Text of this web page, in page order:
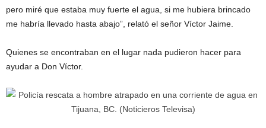
pero miré que estaba muy fuerte el agua, si me hubiera brincado
me habría llevado hasta abajo”, relató el señor Víctor Jaime.
Quienes se encontraban en el lugar nada pudieron hacer para
ayudar a Don Víctor.